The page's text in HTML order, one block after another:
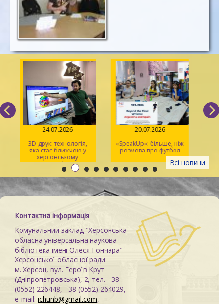
Всі новини
24.07.2026
3D-друк: технологія,
яка стає ближчою у
херсонському
просторі Maker Space
20.07.2026
«SpeakUp»: більше, ніж
розмова про футбол
Контактна інформація
Комунальний заклад "Херсонська
обласна універсальна наукова
бібліотека імені Олеся Гончара"
Херсонської обласної ради
м. Херсон, вул. Героїв Крут
(Дніпропетровська), 2, тел. +38
(0552) 226448, +38 (0552) 264029,
e-mail: ichunb@gmail.com,